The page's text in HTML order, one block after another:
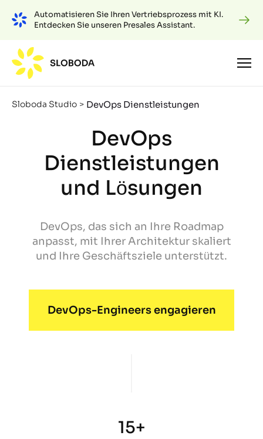
Automatisieren Sie Ihren Vertriebsprozess mit KI.
Entdecken Sie unseren Presales Assistant.
Sloboda Studio > DevOps Dienstleistungen
DevOps
Dienstleistungen
und Lösungen
DevOps, das sich an Ihre Roadmap
anpasst, mit Ihrer Architektur skaliert
und Ihre Geschäftsziele unterstützt.
DevOps-Engineers engagieren
15+